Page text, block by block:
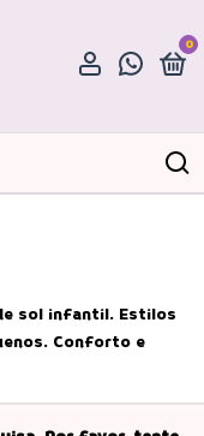
0
sol infantil. Estilos
Conforto e